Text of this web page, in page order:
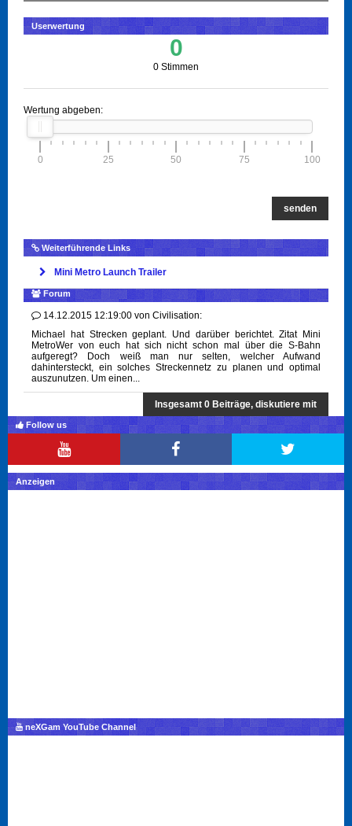
Userwertung
0
0 Stimmen
Wertung abgeben:
0 25 50 75 100
senden
Weiterführende Links
Mini Metro Launch Trailer
Forum
14.12.2015 12:19:00 von Civilisation:
Michael hat Strecken geplant. Und darüber berichtet. Zitat Mini
MetroWer von euch hat sich nicht schon mal über die S-Bahn
aufgeregt? Doch weiß man nur selten, welcher Aufwand
dahintersteckt, ein solches Streckennetz zu planen und optimal
auszunutzen. Um einen...
Insgesamt 0 Beiträge, diskutiere mit
Follow us
Anzeigen
neXGam YouTube Channel